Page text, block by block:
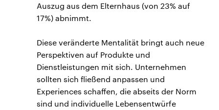
Auszug aus dem Elternhaus (von 23% auf
17%) abnimmt.
Diese veränderte Mentalität bringt auch neue
Perspektiven auf Produkte und
Dienstleistungen mit sich. Unternehmen
sollten sich fließend anpassen und
Experiences schaffen, die abseits der Norm
sind und individuelle Lebensentwürfe